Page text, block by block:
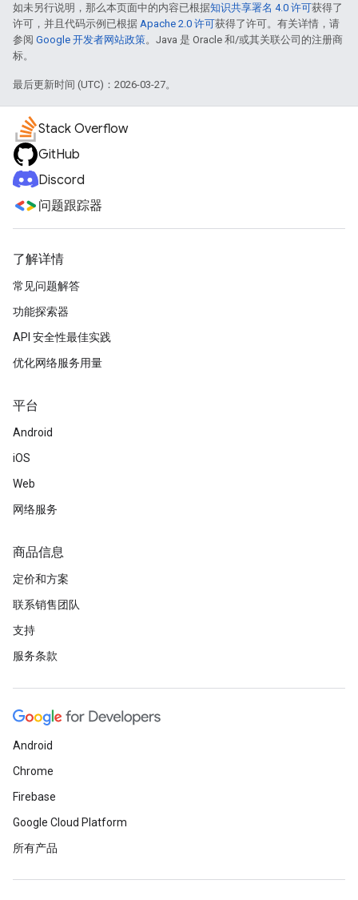
如未另行说明，那么本页面中的内容已根据知识共享署名 4.0 许可获得了
许可，并且代码示例已根据 Apache 2.0 许可获得了许可。有关详情，请
参阅 Google 开发者网站政策。Java 是 Oracle 和/或其关联公司的注册商
标。
最后更新时间 (UTC)：2026-03-27。
Stack Overflow
GitHub
Discord
问题跟踪器
了解详情
常见问题解答
功能探索器
API 安全性最佳实践
优化网络服务用量
平台
Android
iOS
Web
网络服务
商品信息
定价和方案
联系销售团队
支持
服务条款
Android
Chrome
Firebase
Google Cloud Platform
所有产品